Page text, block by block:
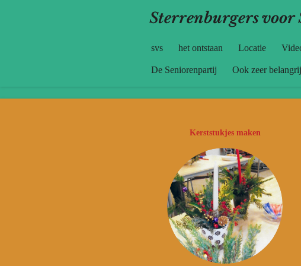
Sterrenburgers voor
svs het ontstaan Locatie
De Seniorenpartij Ook zeer
Kerststukjes maken